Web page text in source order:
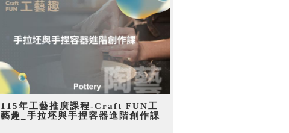
115年工藝推廣課程-Craft FUN工
藝趣_手拉坯與手捏容器進階創作課